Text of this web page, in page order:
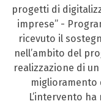
progetti di
imprese” -
ricevuto il
nell’ambito del
realizzazione di
miglioramento
L’intervento